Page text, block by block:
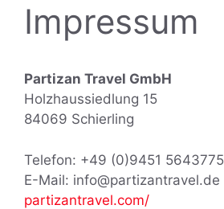
Impressum
Partizan Travel GmbH
Holzhaussiedlung 15
84069 Schierling
Telefon: +49 (0)9451 5643775
E-Mail: info@partizantravel.de
partizantravel.com/